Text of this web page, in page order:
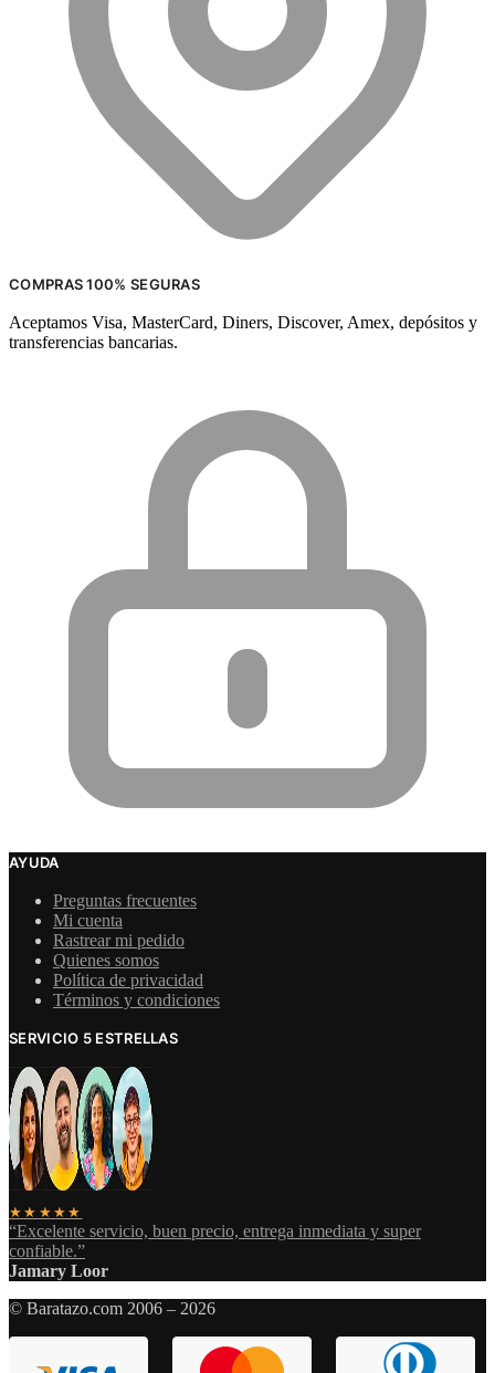
COMPRAS 100% SEGURAS
Aceptamos Visa, MasterCard, Diners, Discover, Amex, depósitos y
transferencias bancarias.
AYUDA
Preguntas frecuentes
Mi cuenta
Rastrear mi pedido
Quienes somos
Política de privacidad
Términos y condiciones
SERVICIO 5 ESTRELLAS
★★★★★
“Excelente servicio, buen precio, entrega inmediata y super
confiable.”
Jamary Loor
© Baratazo.com 2006 – 2026